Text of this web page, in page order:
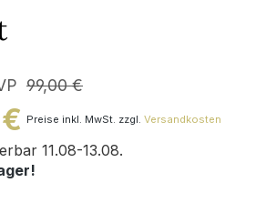
99,00 €
Preise inkl. MwSt. zzgl. Versandkosten
11.08-13.08.